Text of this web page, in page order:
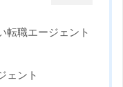
転職エージェント
ェント